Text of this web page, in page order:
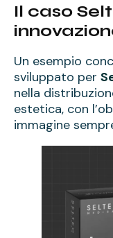
Il caso
Un esempio
sviluppato per
nella
estetica, con
immagine